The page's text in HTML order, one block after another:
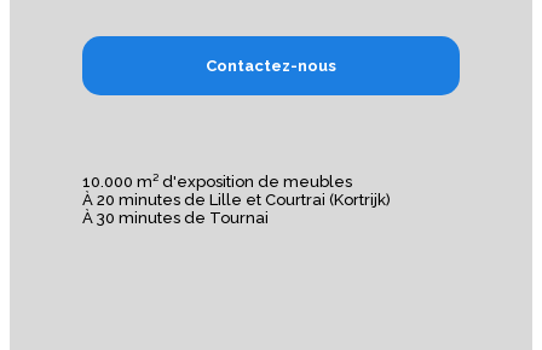
Contactez-nous
10.000 m² d'exposition de meubles
À 20 minutes de Lille et Courtrai (Kortrijk)
À 30 minutes de Tournai